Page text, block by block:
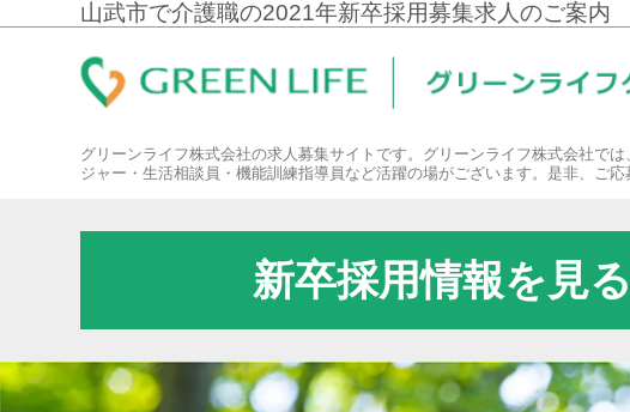
山武市で介護職の2021年新卒採用募集求人のご案内
グリーンライフ株式会社の求人募集サイトです。グリーンライフ株式会社で
ジャー・生活相談員・機能訓練指導員など活躍の場がございます。是非、ご応
新卒採用情報を見る